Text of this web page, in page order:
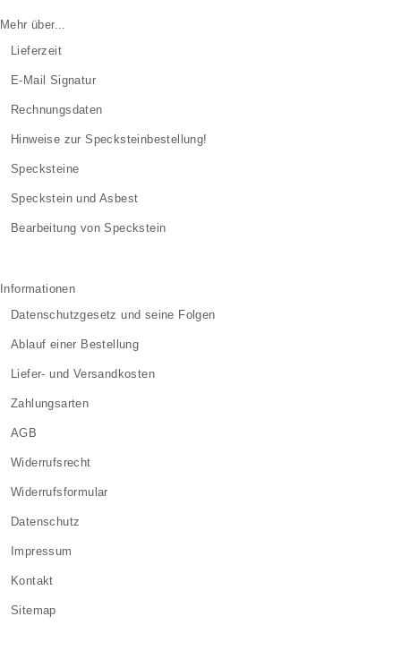
Mehr über...
Lieferzeit
E-Mail Signatur
Rechnungsdaten
Hinweise zur Specksteinbestellung!
Specksteine
Speckstein und Asbest
Bearbeitung von Speckstein
Informationen
Datenschutzgesetz und seine Folgen
Ablauf einer Bestellung
Liefer- und Versandkosten
Zahlungsarten
AGB
Widerrufsrecht
Widerrufsformular
Datenschutz
Impressum
Kontakt
Sitemap